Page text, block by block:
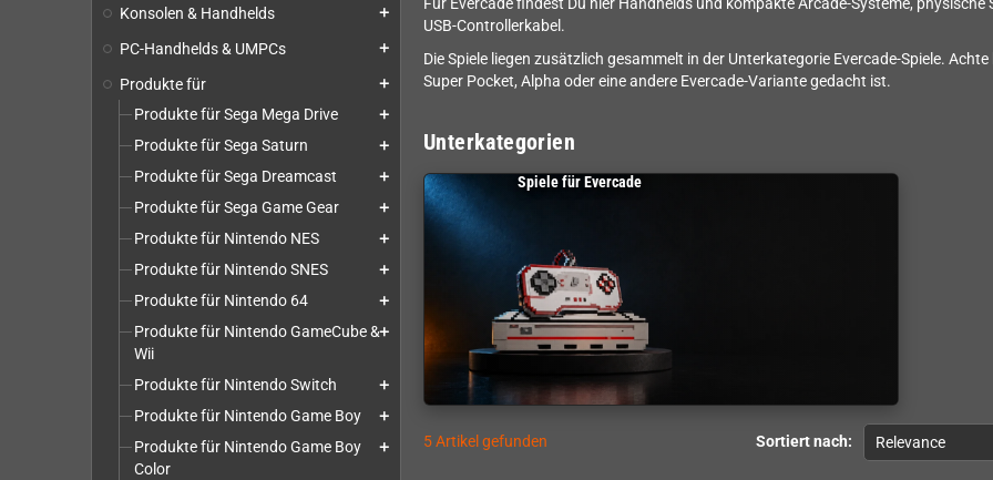
Konsolen & Handhelds add
PC-Handhelds & UMPCs add
Produkte für add
Produkte für Sega Mega Drive add
Produkte für Sega Saturn add
Produkte für Sega Dreamcast add
Produkte für Sega Game Gear add
Produkte für Nintendo NES add
Produkte für Nintendo SNES add
Produkte für Nintendo 64 add
Produkte für Nintendo GameCube &
Wii
add
Produkte für Nintendo Switch add
Produkte für Nintendo Game Boy add
Produkte für Nintendo Game Boy
Color
add
Für Evercade findest Du hier Handhelds und kompakte Arcade-Systeme,
USB-Controllerkabel.
Die Spiele liegen zusätzlich gesammelt in der Unterkategorie Evercade-Spiele.
Super Pocket, Alpha oder eine andere Evercade-Variante gedacht ist.
Unterkategorien
Spiele für Evercade
Sortiert nach: Relevance
5 Artikel gefunden